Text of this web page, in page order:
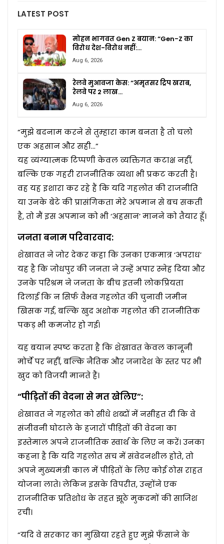
LATEST POST
मोहन भागवत Gen Z बयान: “Gen-Z का
विरोध देश-विरोध नहीं:…
Aug 6, 2026
रेलवे मुआवजा केस: “अमृतसर ट्रिप खराब,
रेलवे पर 2 लाख…
Aug 6, 2026
“मुझे बदनाम करने से तुम्हारा काम बनता है तो चलो
एक अहसान और सही…”
यह व्यंग्यात्मक टिप्पणी केवल व्यक्तिगत कटाक्ष नहीं,
बल्कि एक गहरी राजनीतिक व्यथा भी प्रकट करती है।
वह यह इशारा कर रहे हैं कि यदि गहलोत की राजनीति
या उनके बेटे की प्रासंगिकता मेरे अपमान से बच सकती
है, तो मैं इस अपमान को भी ‘अहसान’ मानने को तैयार हूँ।
जनता बनाम परिवारवाद:
शेखावत ने जोर देकर कहा कि उनका एकमात्र ‘अपराध’
यह है कि जोधपुर की जनता ने उन्हें अपार स्नेह दिया और
उनके परिश्रम ने जनता के बीच इतनी लोकप्रियता
दिलाई कि न सिर्फ वैभव गहलोत की चुनावी जमीन
खिसक गई, बल्कि खुद अशोक गहलोत की राजनीतिक
पकड़ भी कमजोर हो गई।
यह बयान स्पष्ट करता है कि शेखावत केवल कानूनी
मोर्चे पर नहीं, बल्कि नैतिक और जनादेश के स्तर पर भी
खुद को विजयी मानते हैं।
“पीड़ितों की वेदना से मत खेलिए”:
शेखावत ने गहलोत को सीधे शब्दों में नसीहत दी कि वे
संजीवनी घोटाले के हजारों पीड़ितों की वेदना का
इस्तेमाल अपने राजनीतिक स्वार्थ के लिए न करें। उनका
कहना है कि यदि गहलोत सच में संवेदनशील होते, तो
अपने मुख्यमंत्री काल में पीड़ितों के लिए कोई ठोस राहत
योजना लाते। लेकिन इसके विपरीत, उन्होंने एक
राजनीतिक प्रतिशोध के तहत झूठे मुकदमों की साजिश
रची।
“यदि वे सरकार का मुखिया रहते हुए मुझे फँसाने के